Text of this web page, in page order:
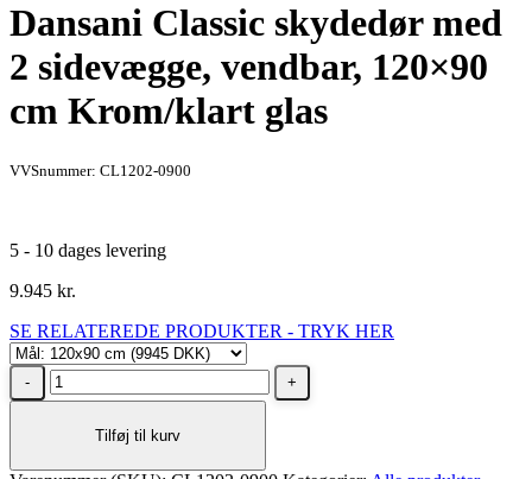
Dansani Classic skydedør med
2 sidevægge, vendbar, 120×90
cm Krom/klart glas
VVSnummer: CL1202-0900
5 - 10 dages levering
9.945 kr.
SE RELATEREDE PRODUKTER - TRYK HER
Dansani
Classic
Tilføj til kurv